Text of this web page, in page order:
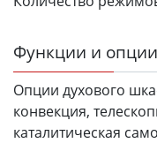
Функции и опции
Опции духового
конвекция,
каталитическая